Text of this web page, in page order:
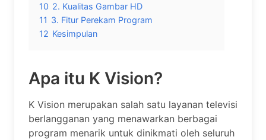
10 2. Kualitas Gambar HD
11 3. Fitur Perekam Program
12 Kesimpulan
Apa itu K Vision?
K Vision merupakan salah satu layanan televisi
berlangganan yang menawarkan berbagai
program menarik untuk dinikmati oleh seluruh